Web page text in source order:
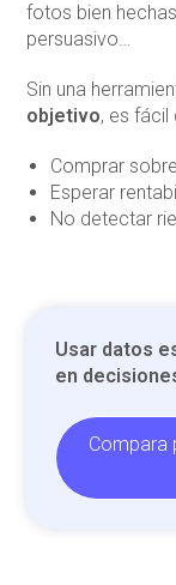
fotos bien
persuasivo…
Sin una
objetivo, es
Comprar
Esperar
No detectar
Usar datos
en
Compara